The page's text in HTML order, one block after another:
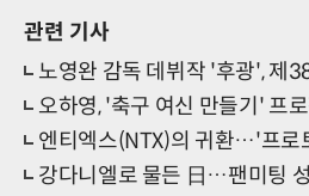
관련 기사
노영완 감독 데뷔작 '후광', 제38회 도쿄국
오하영, '축구 여신 만들기' 프로젝
엔티엑스(NTX)의 귀환…'프로토
강다니엘로 물든 日…팬미팅